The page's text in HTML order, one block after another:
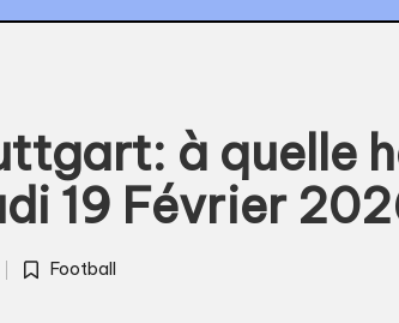
à quelle
19 Février
Posted
Football